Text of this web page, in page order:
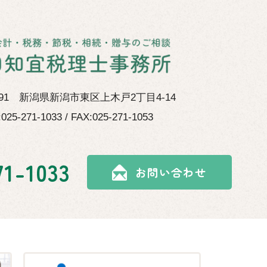
新潟県新潟市東区上木戸2丁目4-14
271-1033 / FAX:025-271-1053
1033 お問い合わせ